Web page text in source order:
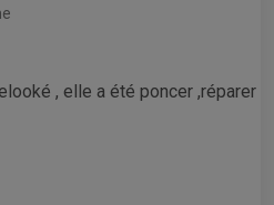
, elle a été poncer ,réparer